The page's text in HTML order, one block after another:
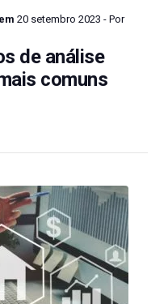
20 setembro 2023 - Por
de análise
comuns